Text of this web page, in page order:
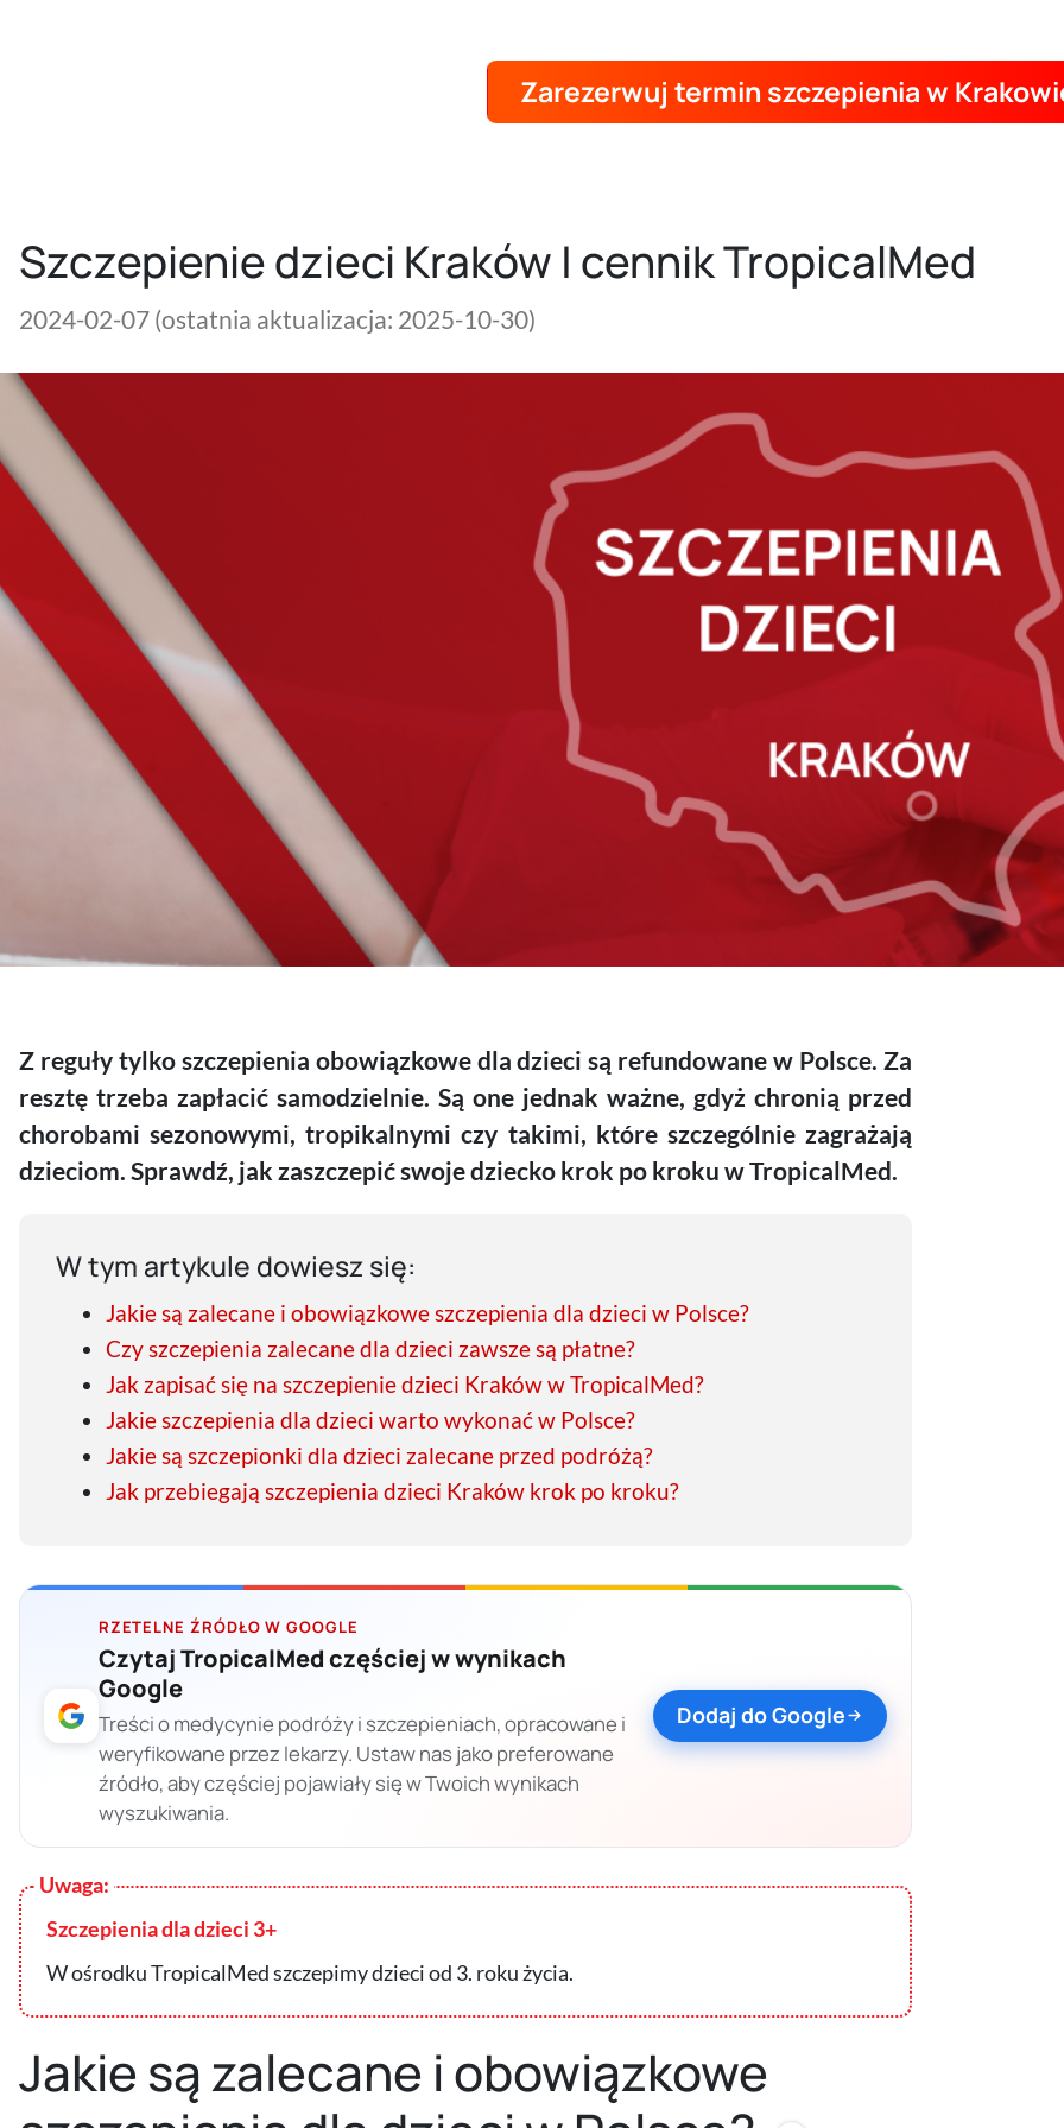
Zarezerwuj termin szczepienia w
Szczepienie dzieci Kraków | cennik TropicalMed
2024-02-07 (ostatnia aktualizacja: 2025-10-30)
Z reguły tylko szczepienia obowiązkowe dla dzieci są refundowane w Polsce. Za
resztę trzeba zapłacić samodzielnie. Są one jednak ważne, gdyż chronią przed
chorobami sezonowymi, tropikalnymi czy takimi, które szczególnie zagrażają
dzieciom. Sprawdź, jak zaszczepić swoje dziecko krok po kroku w TropicalMed.
W tym artykule dowiesz się:
Jakie są zalecane i obowiązkowe szczepienia dla dzieci w Polsce?
Czy szczepienia zalecane dla dzieci zawsze są płatne?
Jak zapisać się na szczepienie dzieci Kraków w TropicalMed?
Jakie szczepienia dla dzieci warto wykonać w Polsce?
Jakie są szczepionki dla dzieci zalecane przed podróżą?
Jak przebiegają szczepienia dzieci Kraków krok po kroku?
RZETELNE ŹRÓDŁO W GOOGLE
Czytaj TropicalMed częściej w wynikach
Google
Treści o medycynie podróży i szczepieniach, opracowane i
weryfikowane przez lekarzy. Ustaw nas jako preferowane
źródło, aby częściej pojawiały się w Twoich wynikach
wyszukiwania.
Dodaj do Google
Szczepienia dla dzieci 3+
W ośrodku TropicalMed szczepimy dzieci od 3. roku życia.
Jakie są zalecane i obowiązkowe